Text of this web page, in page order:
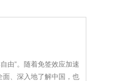
由”。随着免签效应加速
面、深入地了解中国，也